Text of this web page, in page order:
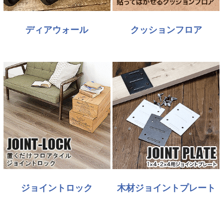
ディアウォール クッションフロア
ジョイントロック 木材ジョイントプレート